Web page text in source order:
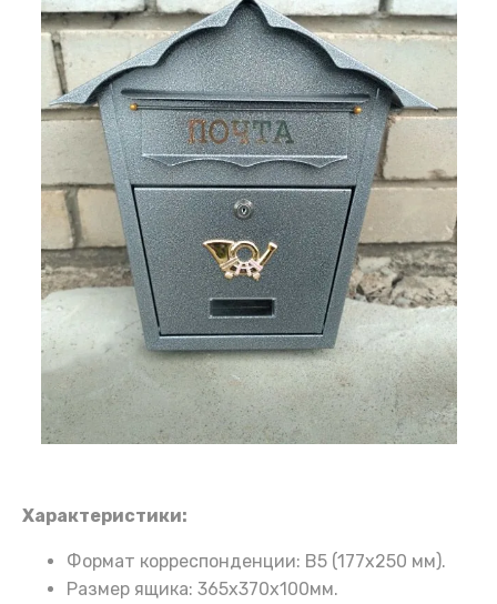
Характеристики:
Формат корреспонденции: B5 (177х250 мм).
Размер ящика: 365х370х100мм.